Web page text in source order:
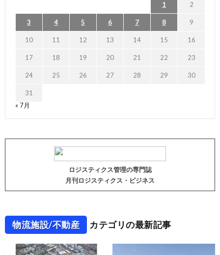
1 2
3 4 5 6 7 8 9
10 11 12 13 14 15 16
17 18 19 20 21 22 23
24 25 26 27 28 29 30
31
« 7月
ロジスティクス管理の専門誌
月刊ロジスティクス・ビジネス
物流施設/不動産 カテゴリの最新記事